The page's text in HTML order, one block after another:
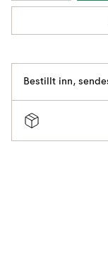
Bestillt inn,